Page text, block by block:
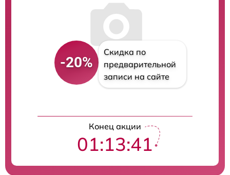
-20%
Скидка по
предварительной
записи на сайте
Конец акции
01:13:40